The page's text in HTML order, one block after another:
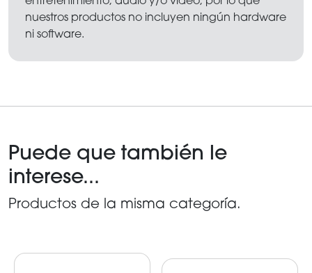
nuestros productos no incluyen ningún hardware
ni software.
Puede que también le
interese...
Productos de la misma categoría.